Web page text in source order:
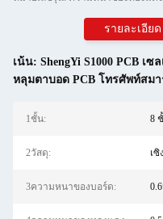
รายละเอียด
เน้น: ShengYi S1000 PCB เซ
หลุมตาบอด PCB โทรศัพท์สม
1ชั้น: 8
2วัสดุ: เซิ
3ความหนาของบอร์ด: